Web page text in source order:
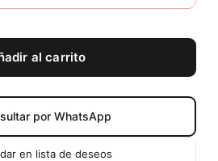
al carrito
por WhatsApp
en lista de deseos